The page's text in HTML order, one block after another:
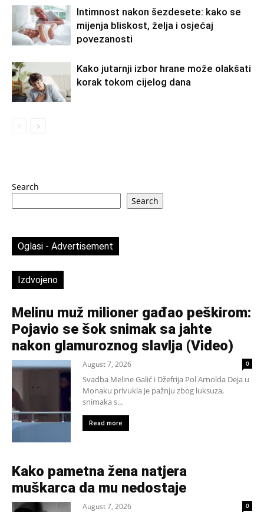
Intimnost nakon šezdesete: kako se
mijenja bliskost, želja i osjećaj
povezanosti
Kako jutarnji izbor hrane može olakšati
korak tokom cijelog dana
Search
Search
Oglasi - Advertisement
Izdvojeno
Melinu muž milioner gađao peškirom:
Pojavio se šok snimak sa jahte
nakon glamuroznog slavlja (Video)
August 7, 2026 0
Svadba Meline Galić i Džefrija Pol Arnolda Deja u
Monaku privukla je pažnju zbog luksuza,
snimaka s...
Read more
Kako pametna žena natjera
muškarca da mu nedostaje
August 7, 2026 0